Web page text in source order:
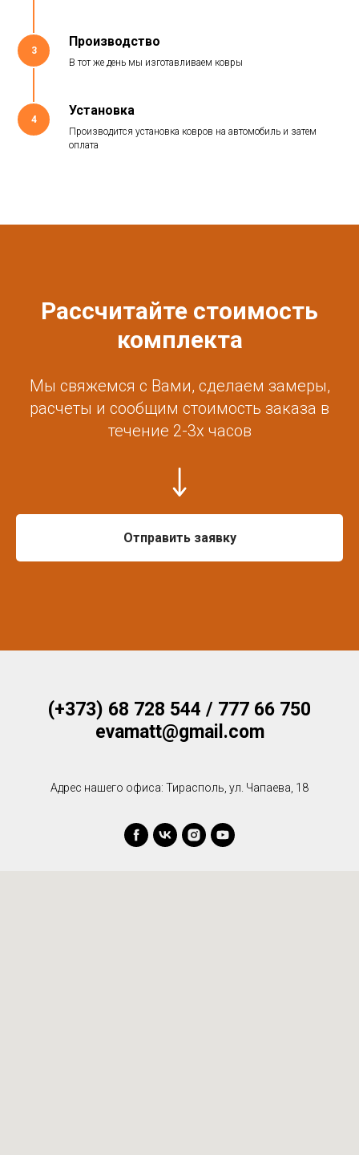
3
Производство
В тот же день мы изготавливаем ковры
4
Установка
Производится установка ковров на автомобиль и затем
оплата
Рассчитайте стоимость
комплекта
Мы свяжемся с Вами, сделаем замеры,
расчеты и сообщим стоимость заказа в
течение 2-3х часов
Отправить заявку
(+373) 68 728 544 / 777 66 750
evamatt@gmail.com
Адрес нашего офиса: Тирасполь, ул. Чапаева, 18